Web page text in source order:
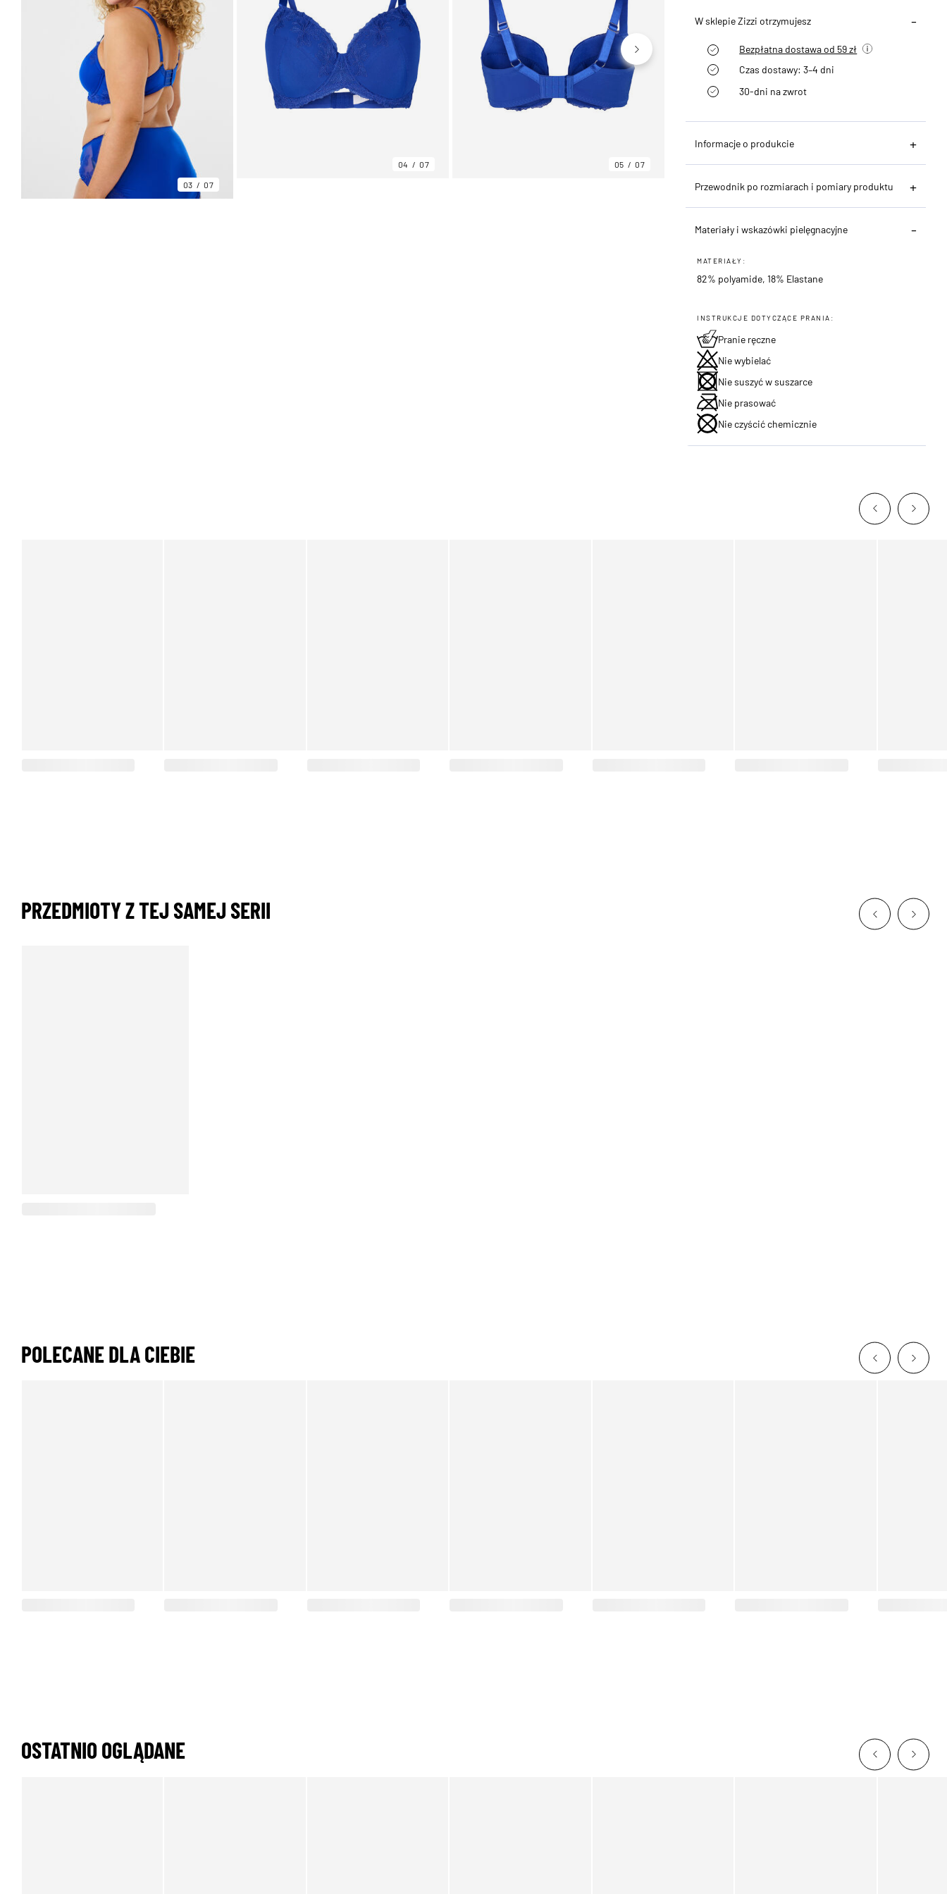
03 07
04 07 05 07 06 07
W sklepie Zizzi otrzymujesz
Bezpłatna dostawa od 59 zł
Czas dostawy: 3–4 dni
30-dni na zwrot
Informacje o produkcie
Przewodnik po rozmiarach i pomiary produktu
Materiały i wskazówki pielęgnacyjne
MATERIAŁY:
82% polyamide, 18% Elastane
INSTRUKCJE DOTYCZĄCE PRANIA:
Pranie ręczne
Nie wybielać
Nie suszyć w suszarce
Nie prasować
Nie czyścić chemicznie
PRZEDMIOTY Z TEJ SAMEJ SERII
POLECANE DLA CIEBIE
OSTATNIO OGLĄDANE